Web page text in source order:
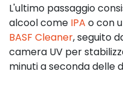
L'ultimo passaggio
alcool come IPA o con
BASF Cleaner, seguito
camera UV per
minuti a seconda delle